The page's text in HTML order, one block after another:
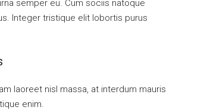
semper eu. Cum sociis natoque
Integer tristique elit lobortis purus
laoreet nisl massa, at interdum mauris
enim.